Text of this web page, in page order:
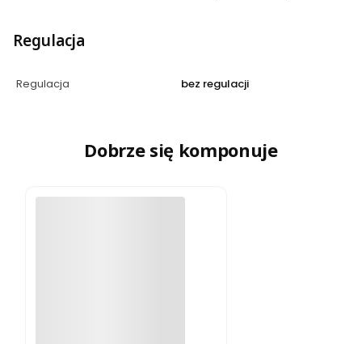
Regulacja
Regulacja bez regulacji
Dobrze się komponuje